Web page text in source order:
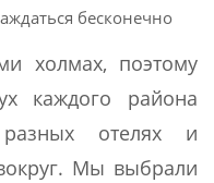
бесконечно
холмах, поэтому
каждого района
отелях и
Мы выбрали